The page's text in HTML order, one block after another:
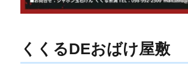
くくるDEおばけ屋敷